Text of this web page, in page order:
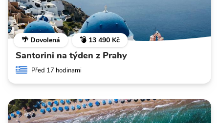
🌴 Dovolená 💣 13 490 Kč
Santorini na týden z Prahy
Před 17 hodinami